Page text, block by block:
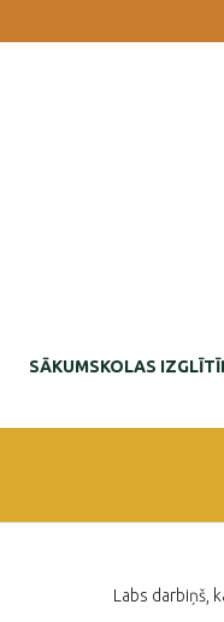
SĀKUMSKOLAS
Labs darbiņš,